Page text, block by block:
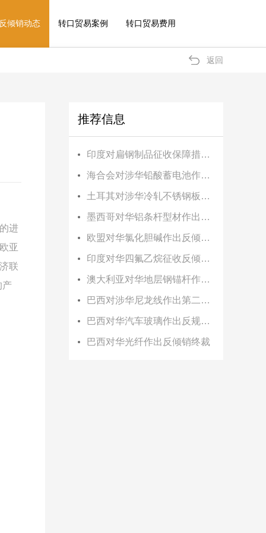
反倾销动态 转口贸易案例 转口贸易费用
返回
进
亚
联
产
推荐信息
印度对扁钢制品征收保障措施税
海合会对涉华铅酸蓄电池作出反倾销终裁
土耳其对涉华冷轧不锈钢板卷作出反倾销终裁
墨西哥对华铝条杆型材作出反倾销初裁
欧盟对华氯化胆碱作出反倾销终裁
印度对华四氟乙烷征收反倾销税
澳大利亚对华地层钢锚杆作出双反初裁
巴西对涉华尼龙线作出第二次反倾销日落复审终裁
巴西对华汽车玻璃作出反规避终裁
巴西对华光纤作出反倾销终裁